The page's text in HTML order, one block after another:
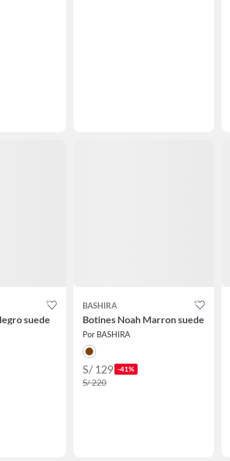
suede
BASHIRA
Botines Noah Marron suede
Por BASHIRA
S/ 129 -41%
S/ 220